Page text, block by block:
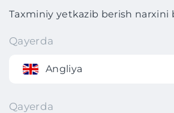
Taxminiy yetkazib berish narxini
Qayerda
Angliya
Qayerda